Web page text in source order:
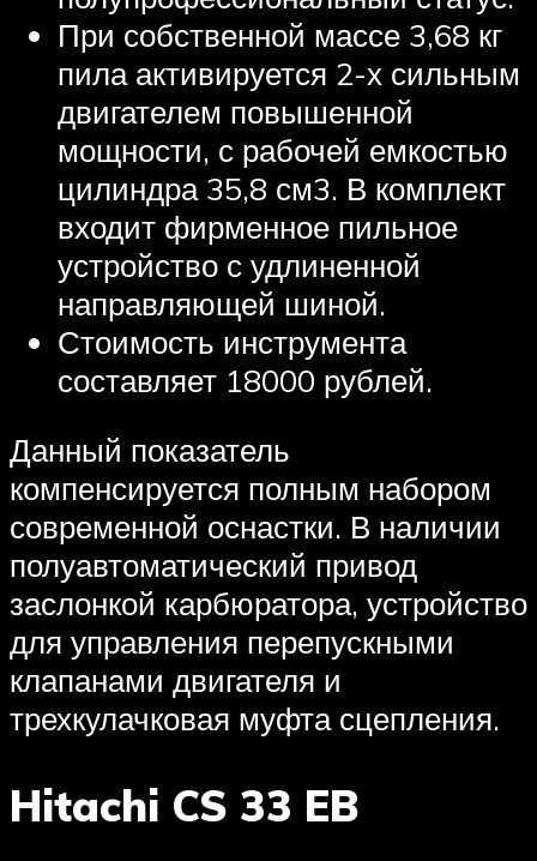
При собственной массе 3,68 кг
пила активируется 2-х сильным
двигателем повышенной
мощности, с рабочей емкостью
цилиндра 35,8 см3. В комплект
входит фирменное пильное
устройство с удлиненной
направляющей шиной.
Стоимость инструмента
составляет 18000 рублей.
Данный показатель
компенсируется полным набором
современной оснастки. В наличии
полуавтоматический привод
заслонкой карбюратора, устройство
для управления перепускными
клапанами двигателя и
трехкулачковая муфта сцепления.
Hitachi CS 33 EB